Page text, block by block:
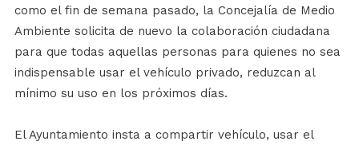
como el fin de semana pasado, la Concejalía de Medio
Ambiente solicita de nuevo la colaboración ciudadana
para que todas aquellas personas para quienes no sea
indispensable usar el vehículo privado, reduzcan al
mínimo su uso en los próximos días.
El Ayuntamiento insta a compartir vehículo, usar el